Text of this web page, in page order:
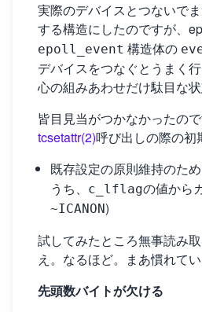
実際のデバイスとつないで
する構造にしたのですが、
epoll_event 構造体の
デバイスをつなぐとうまく
心の組みあわせだけ駄目な
皆目見当がつかなかったの
tcsetattr(2)呼び出しの際の初
既存設定の原則維持のた
うち、
c_lflagの値から
~ICANON)
試してみたところ無事読み
え。なるほど。まあ慣れて
先頭数バイトが欠ける